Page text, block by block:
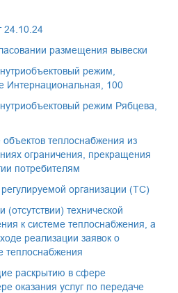
24.10.24
размещения вывески
режим,
Интернациональная, 100
режим Рябцева,
теплоснабжения из
ограничения, прекращения
потребителям
организации (ТС)
технической
к системе теплоснабжения, а
реализации заявок о
теплоснабжения
раскрытию в сфере
оказания услуг по передаче